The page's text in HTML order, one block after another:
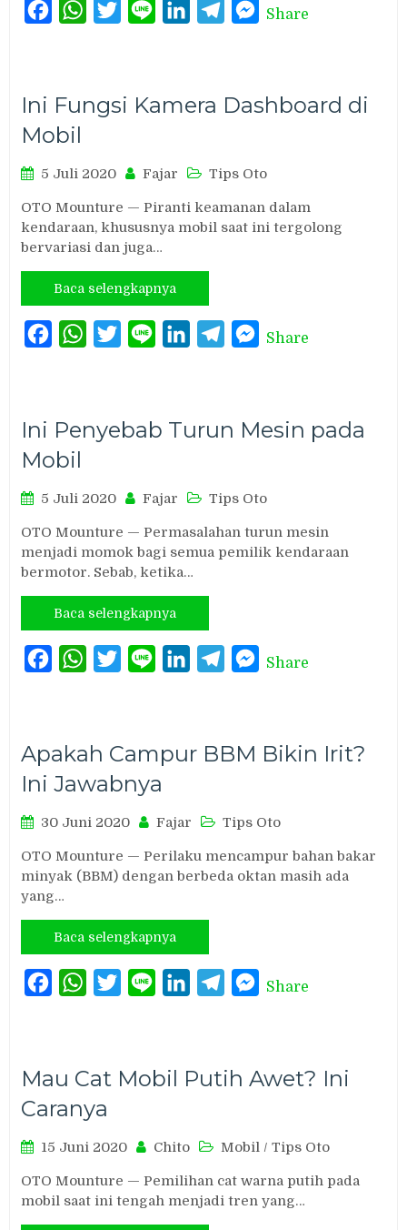
FacebookWhatsAppTwitterLine LinkedInTelegramMessenger
Share
Ini Fungsi Kamera Dashboard di
Mobil
5 Juli 2020 Fajar Tips Oto
OTO Mounture — Piranti keamanan dalam
kendaraan, khususnya mobil saat ini tergolong
bervariasi dan juga…
Baca selengkapnya
FacebookWhatsAppTwitterLine LinkedInTelegramMessenger
Share
Ini Penyebab Turun Mesin pada
Mobil
5 Juli 2020 Fajar Tips Oto
OTO Mounture — Permasalahan turun mesin
menjadi momok bagi semua pemilik kendaraan
bermotor. Sebab, ketika…
Baca selengkapnya
FacebookWhatsAppTwitterLine LinkedInTelegramMessenger
Share
Apakah Campur BBM Bikin Irit?
Ini Jawabnya
30 Juni 2020 Fajar Tips Oto
OTO Mounture — Perilaku mencampur bahan bakar
minyak (BBM) dengan berbeda oktan masih ada
yang…
Baca selengkapnya
FacebookWhatsAppTwitterLine LinkedInTelegramMessenger
Share
Mau Cat Mobil Putih Awet? Ini
Caranya
15 Juni 2020 Chito Mobil /Tips Oto
OTO Mounture — Pemilihan cat warna putih pada
mobil saat ini tengah menjadi tren yang…